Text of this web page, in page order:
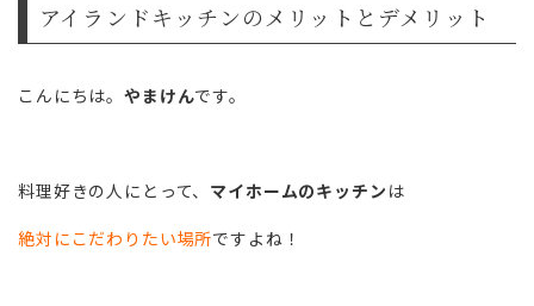
アイランドキッチンのメリットとデメリット
こんにちは。やまけんです。
料理好きの人にとって、 マイホームのキッチン は
絶対にこだわりたい場所ですよね！